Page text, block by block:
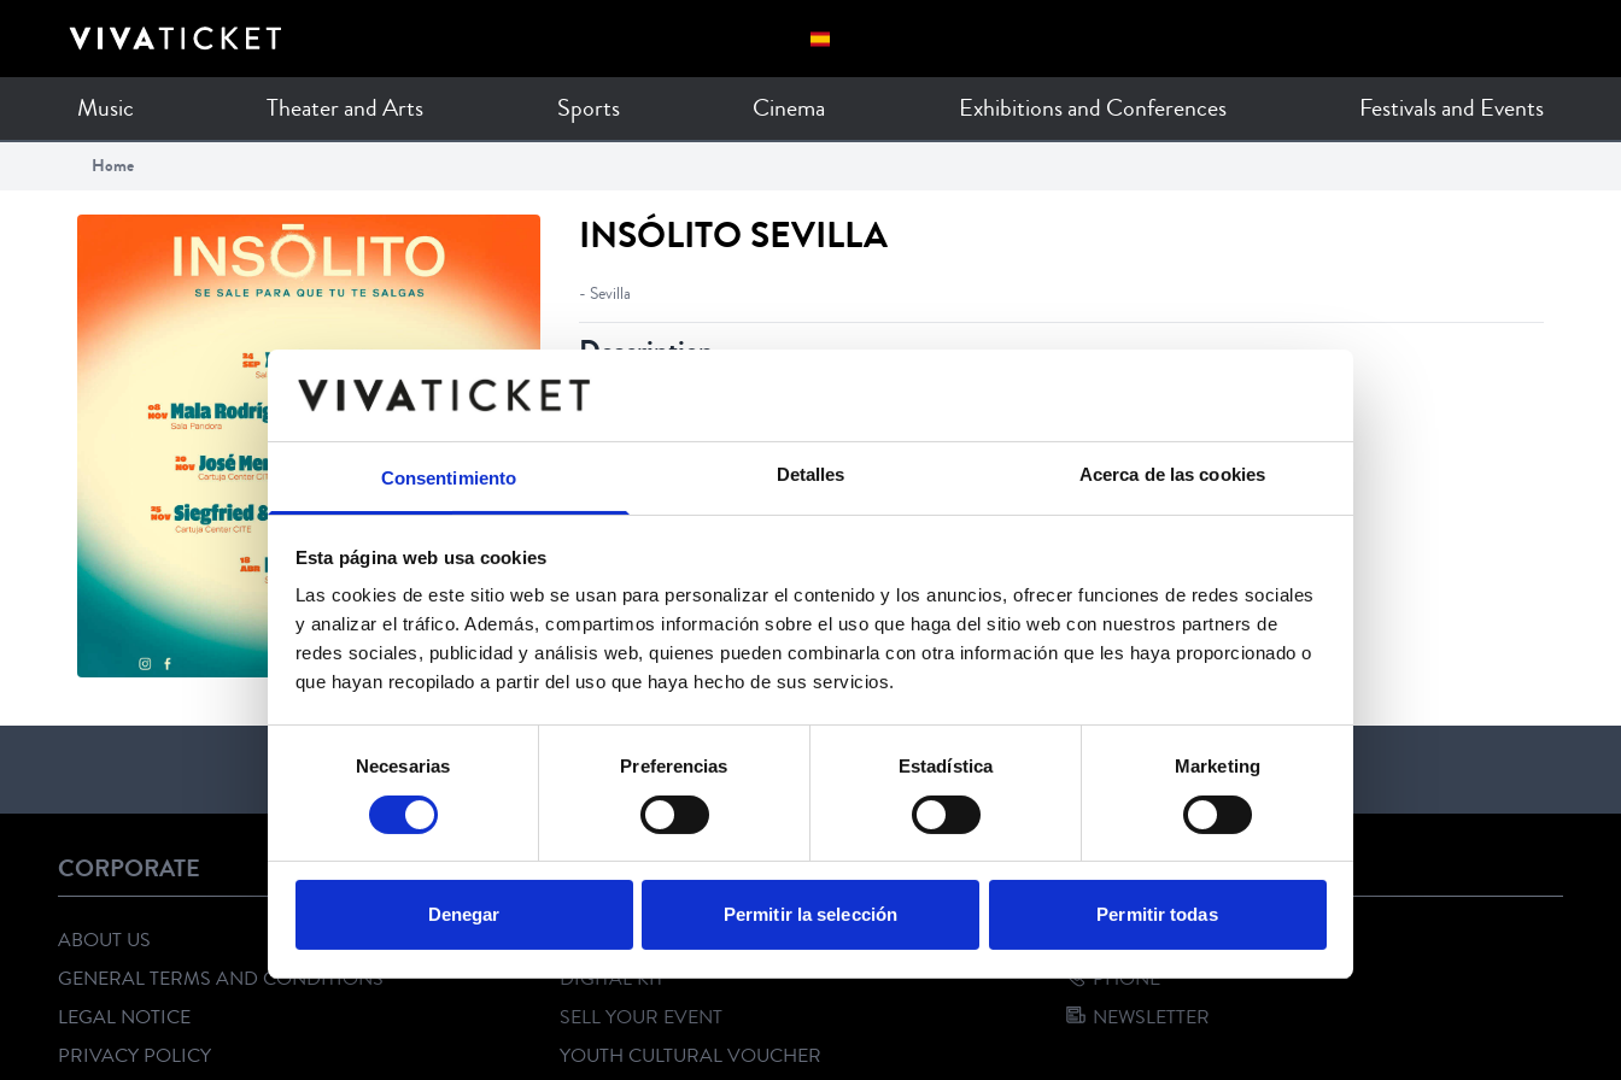
Consentimiento Detalles Acerca de las cookies
Esta página web usa cookies
Las cookies de este sitio web se usan para personalizar el contenido y los anuncios, ofrecer funciones de redes sociales
y analizar el tráfico. Además, compartimos información sobre el uso que haga del sitio web con nuestros partners de
redes sociales, publicidad y análisis web, quienes pueden combinarla con otra información que les haya proporcionado o
que hayan recopilado a partir del uso que haya hecho de sus servicios.
consentimiento
Necesarias Preferencias Estadística Marketing
Denegar Permitir la selección Permitir todas
Music Theater and Arts Sports Cinema Exhibitions and Conferences Festivals and Events
Home
INSÓLITO SEVILLA
- Sevilla
Description
FOLLOW US
CORPORATE
ABOUT US
GENERAL TERMS AND CONDITIONS
LEGAL NOTICE
PRIVACY POLICY
CUSTOMER SERVICE
DIGITAL KIT
SELL YOUR EVENT
YOUTH CULTURAL VOUCHER
CONTACT US
PHONE
NEWSLETTER